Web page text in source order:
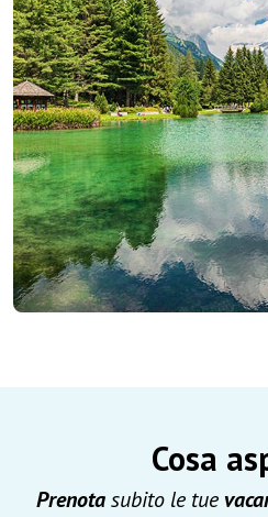
Cosa
Prenotasubito le tue